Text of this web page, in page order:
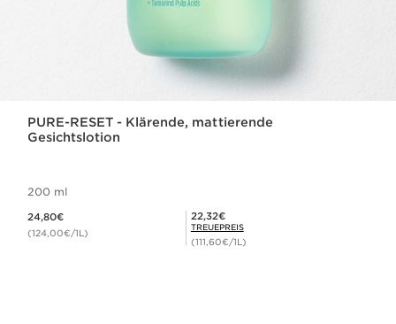
PURE-RESET - Klärende, mattierende
Gesichtslotion
200 ml
24,80€
(124,00€/1L)
Mitgliederpreis 22,32€
22,32€
TREUEPREIS
(111,60€/1L)